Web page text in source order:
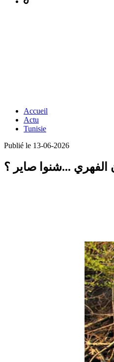
Accueil
Actu
Tunisie
Publié le 13-06-2026
...شنوا صاير ؟